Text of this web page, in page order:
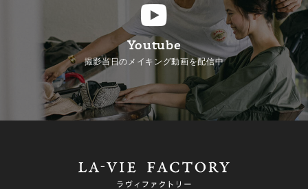
Youtube
撮影当日のメイキング動画を配信中